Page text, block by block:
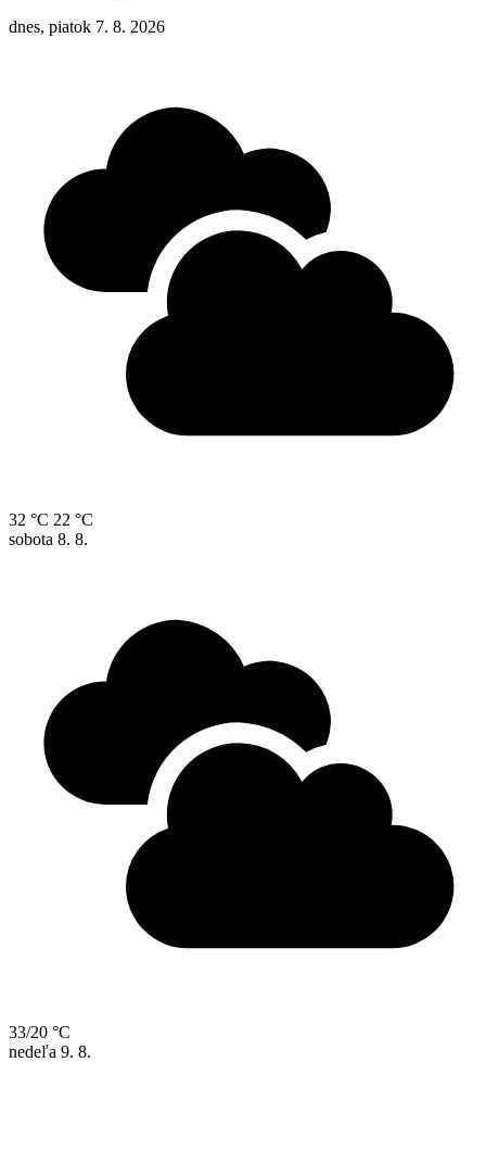
dnes, piatok 7. 8. 2026
32 °C 22 °C
sobota 8. 8.
33/20 °C
nedeľa 9. 8.